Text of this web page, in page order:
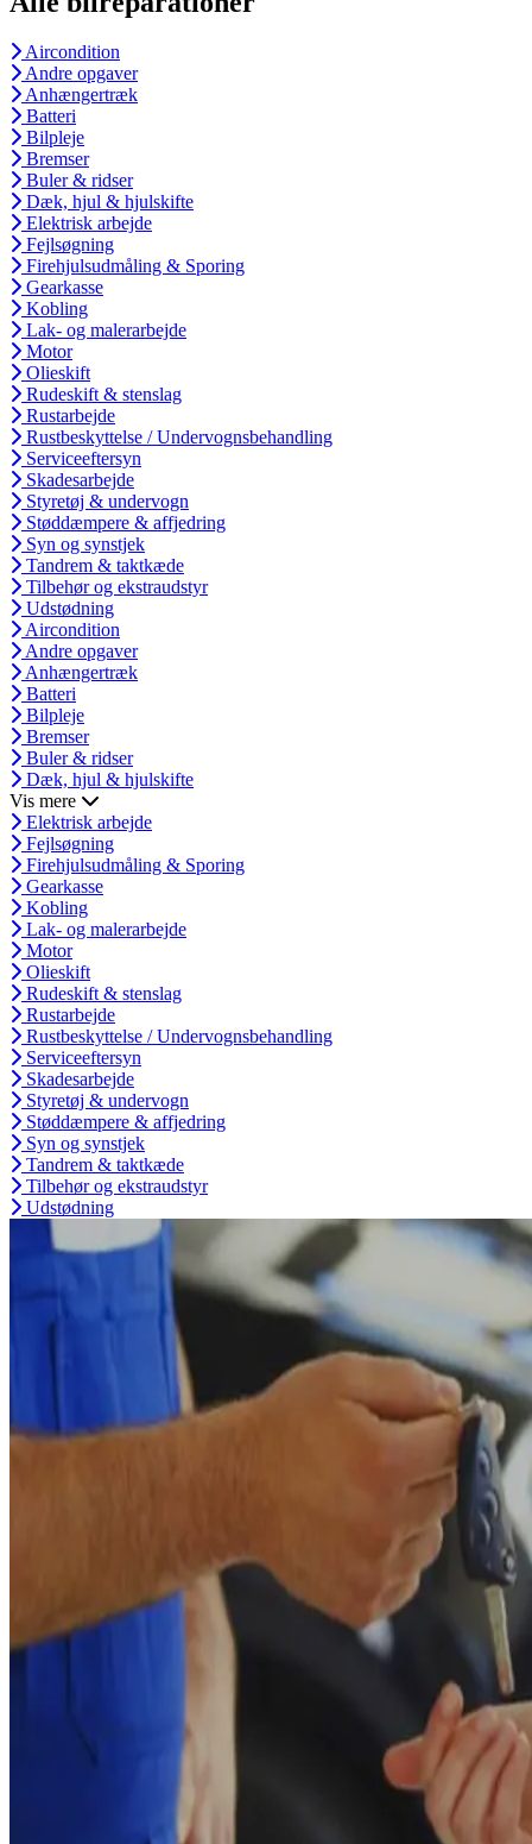
Aircondition
Andre opgaver
Anhængertræk
Batteri
Bilpleje
Bremser
Buler & ridser
Dæk, hjul & hjulskifte
Elektrisk arbejde
Fejlsøgning
Firehjulsudmåling & Sporing
Gearkasse
Kobling
Lak- og malerarbejde
Motor
Olieskift
Rudeskift & stenslag
Rustarbejde
Rustbeskyttelse / Undervognsbehandling
Serviceeftersyn
Skadesarbejde
Styretøj & undervogn
Støddæmpere & affjedring
Syn og synstjek
Tandrem & taktkæde
Tilbehør og ekstraudstyr
Udstødning
Aircondition
Andre opgaver
Anhængertræk
Batteri
Bilpleje
Bremser
Buler & ridser
Dæk, hjul & hjulskifte
Vis mere
Elektrisk arbejde
Fejlsøgning
Firehjulsudmåling & Sporing
Gearkasse
Kobling
Lak- og malerarbejde
Motor
Olieskift
Rudeskift & stenslag
Rustarbejde
Rustbeskyttelse / Undervognsbehandling
Serviceeftersyn
Skadesarbejde
Styretøj & undervogn
Støddæmpere & affjedring
Syn og synstjek
Tandrem & taktkæde
Tilbehør og ekstraudstyr
Udstødning